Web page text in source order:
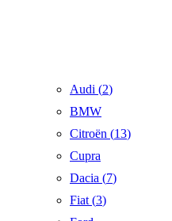
Audi (2)
BMW
Citroën (13)
Cupra
Dacia (7)
Fiat (3)